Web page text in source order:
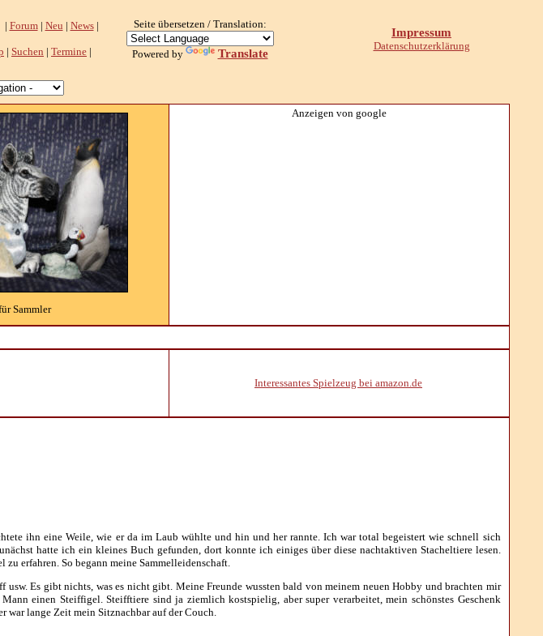
| Forum| Neu | News|
| Suchen | Termine |
Seite übersetzen / Translation:
Powered by Translate
Impressum
Datenschutzerklärung
Sammler
Anzeigen von google
Interessantes Spielzeug bei amazon.de
ihn eine Weile, wie er da im Laub wühlte und hin und her rannte. Ich war total begeistert wie schnell sich
hatte ich ein kleines Buch gefunden, dort konnte ich einiges über diese nachtaktiven Stacheltiere lesen.
erfahren. So begann meine Sammelleidenschaft.
Es gibt nichts, was es nicht gibt. Meine Freunde wussten bald von meinem neuen Hobby und brachten mir
einen Steiffigel. Steifftiere sind ja ziemlich kostspielig, aber super verarbeitet, mein schönstes Geschenk
war lange Zeit mein Sitznachbar auf der Couch.